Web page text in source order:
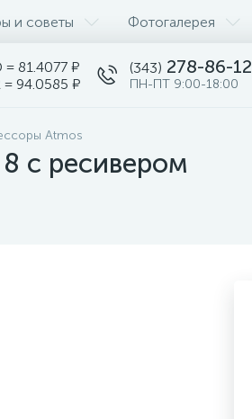
и советы Фотогалерея
= 81.4077 ₽
= 94.0585 ₽
(343) 278-86-12
ПН-ПТ 9:00-18:00
Atmos
с ресивером